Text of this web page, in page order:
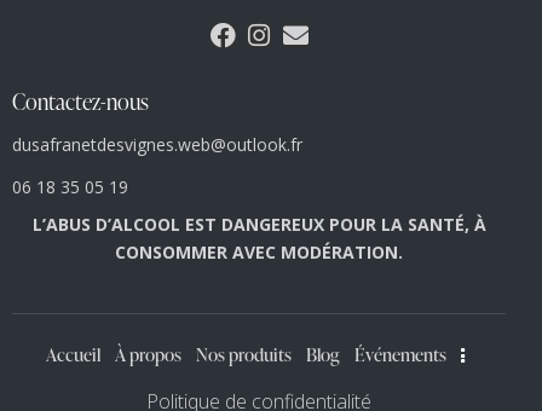
Contactez-nous
dusafranetdesvignes.web@outlook.fr
06 18 35 05 19
L’ABUS D’ALCOOL EST DANGEREUX POUR LA SANTÉ, À
CONSOMMER AVEC MODÉRATION.
Accueil À propos Nos produits Blog Événements
Politique de confidentialité